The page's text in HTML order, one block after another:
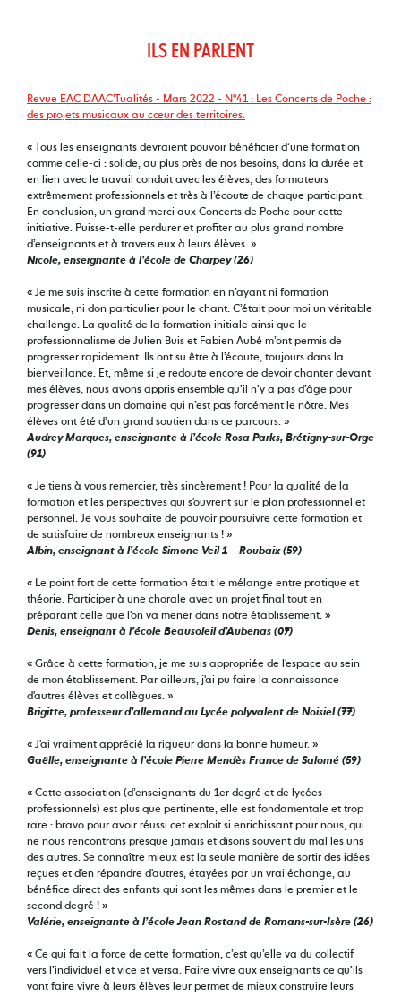
ILS EN PARLENT
Revue EAC DAAC'Tualités - Mars 2022 - N°41 : Les Concerts de Poche :
des projets musicaux au cœur des territoires.
« Tous les enseignants devraient pouvoir bénéficier d’une formation
comme celle-ci : solide, au plus près de nos besoins, dans la durée et
en lien avec le travail conduit avec les élèves, des formateurs
extrêmement professionnels et très à l’écoute de chaque participant.
En conclusion, un grand merci aux Concerts de Poche pour cette
initiative. Puisse-t-elle perdurer et profiter au plus grand nombre
d’enseignants et à travers eux à leurs élèves. »
Nicole, enseignante à l’école de Charpey (26)
« Je me suis inscrite à cette formation en n’ayant ni formation
musicale, ni don particulier pour le chant. C’était pour moi un véritable
challenge. La qualité de la formation initiale ainsi que le
professionnalisme de Julien Buis et Fabien Aubé m’ont permis de
progresser rapidement. Ils ont su être à l’écoute, toujours dans la
bienveillance. Et, même si je redoute encore de devoir chanter devant
mes élèves, nous avons appris ensemble qu’il n’y a pas d’âge pour
progresser dans un domaine qui n’est pas forcément le nôtre. Mes
élèves ont été d’un grand soutien dans ce parcours. »
Audrey Marques, enseignante à l’école Rosa Parks, Brétigny-sur-Orge
(91)
« Je tiens à vous remercier, très sincèrement ! Pour la qualité de la
formation et les perspectives qui s'ouvrent sur le plan professionnel et
personnel. Je vous souhaite de pouvoir poursuivre cette formation et
de satisfaire de nombreux enseignants ! »
Albin, enseignant à l’école Simone Veil 1 – Roubaix (59)
« Le point fort de cette formation était le mélange entre pratique et
théorie. Participer à une chorale avec un projet final tout en
préparant celle que l'on va mener dans notre établissement. »
Denis, enseignant à l’école Beausoleil d’Aubenas (07)
« Grâce à cette formation, je me suis appropriée de l'espace au sein
de mon établissement. Par ailleurs, j'ai pu faire la connaissance
d'autres élèves et collègues. »
Brigitte, professeur d’allemand au Lycée polyvalent de Noisiel (77)
« J'ai vraiment apprécié la rigueur dans la bonne humeur. »
Gaëlle, enseignante à l’école Pierre Mendès France de Salomé (59)
« Cette association (d’enseignants du 1er degré et de lycées
professionnels) est plus que pertinente, elle est fondamentale et trop
rare : bravo pour avoir réussi cet exploit si enrichissant pour nous, qui
ne nous rencontrons presque jamais et disons souvent du mal les uns
des autres. Se connaître mieux est la seule manière de sortir des idées
reçues et d'en répandre d'autres, étayées par un vrai échange, au
bénéfice direct des enfants qui sont les mêmes dans le premier et le
second degré ! »
Valérie, enseignante à l’école Jean Rostand de Romans-sur-Isère (26)
« Ce qui fait la force de cette formation, c’est qu’elle va du collectif
vers l’individuel et vice et versa. Faire vivre aux enseignants ce qu’ils
vont faire vivre à leurs élèves leur permet de mieux construire leurs